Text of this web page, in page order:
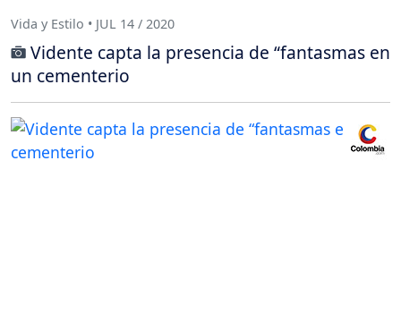
Vida y Estilo • JUL 14 / 2020
Vidente capta la presencia de “fantasmas en
un cementerio